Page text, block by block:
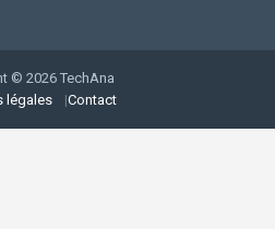
© 2026 TechAna
légales
Contact